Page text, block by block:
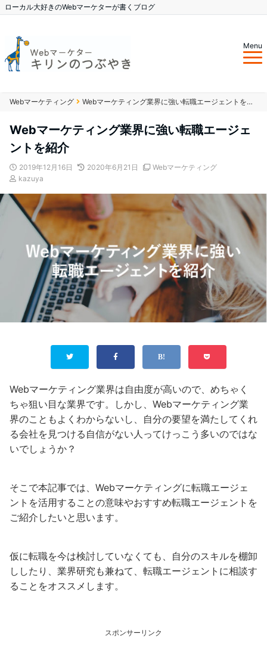
ローカル大好きのWebマーケターが書くブログ
Menu
Webマーケティング Webマーケティング業界に強い転職エージェントを紹介
Webマーケティング業界に強い転職エージェ
ントを紹介
2019年12月16日 2020年6月21日
Webマーケティング
kazuya
Webマーケティング業界は自由度が高いので、めちゃく
ちゃ狙い目な業界です。しかし、Webマーケティング業
界のこともよくわからないし、自分の要望を満たしてくれ
る会社を見つける自信がない人ってけっこう多いのではな
いでしょうか？
そこで本記事では、Webマーケティングに転職エージェ
ントを活用することの意味やおすすめ転職エージェントを
ご紹介したいと思います。
仮に転職を今は検討していなくても、自分のスキルを棚卸
ししたり、業界研究も兼ねて、転職エージェントに相談す
ることをオススメします。
スポンサーリンク